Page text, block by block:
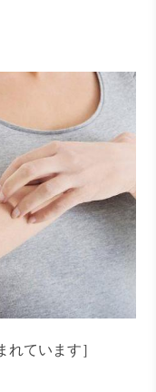
ています］